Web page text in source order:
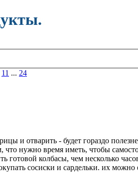
11 ... 24
и отварить - будет гораздо
что нужно время иметь, чтобы
колбасы, чем несколько
сосиски и сардельки. их